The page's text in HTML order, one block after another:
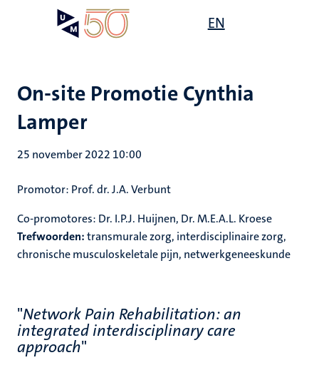
gaan
EN
On-site Promotie Cynthia
Lamper
25 november 2022 10:00
Promotor: Prof. dr. J.A. Verbunt
Co-promotores: Dr. I.P.J. Huijnen, Dr. M.E.A.L. Kroese
Trefwoorden:transmurale zorg, interdisciplinaire zorg,
chronische musculoskeletale pijn, netwerkgeneeskunde
"Network Pain Rehabilitation: an
integrated interdisciplinary care
approach"